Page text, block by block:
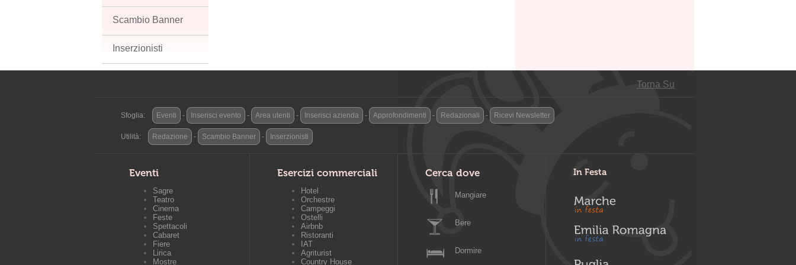
Scambio Banner
Inserzionisti
Torna Su
Sfoglia: Eventi - Inserisci evento - Area utenti - Inserisci azienda - Approfondimenti - Redazionali - Ricevi Newsletter
Utilità: Redazione - Scambio Banner - Inserzionisti
Eventi
Sagre
Teatro
Cinema
Feste
Spettacoli
Cabaret
Fiere
Lirica
Mostre
Esercizi commerciali
Hotel
Orchestre
Campeggi
Ostelli
Airbnb
Ristoranti
IAT
Agriturist
Country House
Cerca dove
Mangiare
Bere
Dormire
In Festa